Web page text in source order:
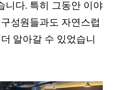
니다. 특히 그동안 이야
성원들과도 자연스럽
알아갈 수 있었습니